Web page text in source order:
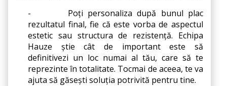
-
Poți personaliza după bunul plac
rezultatul final, fie că este vorba de aspectul
estetic sau structura de rezistență. Echipa
Hauze știe cât de important este să
definitivezi un loc numai al tău, care să te
reprezinte în totalitate. Tocmai de aceea, te va
ajuta să găsești soluția potrivită pentru tine.